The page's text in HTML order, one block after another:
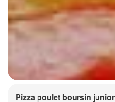
Pizza poulet boursin junior